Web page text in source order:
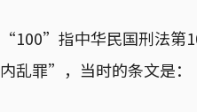
“100”指中华民国刑法第
内乱罪”，当时的条文是：